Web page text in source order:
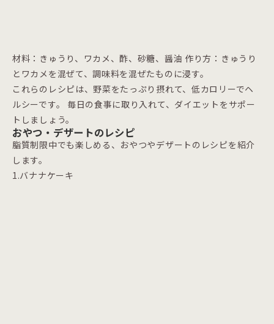
材料：きゅうり、ワカメ、酢、砂糖、醤油 作り方：きゅうり
とワカメを混ぜて、調味料を混ぜたものに浸す。
これらのレシピは、野菜をたっぷり摂れて、低カロリーでヘ
ルシーです。 毎日の食事に取り入れて、ダイエットをサポー
トしましょう。
おやつ・デザートのレシピ
脂質制限中でも楽しめる、おやつやデザートのレシピを紹介
します。
1.バナナケーキ